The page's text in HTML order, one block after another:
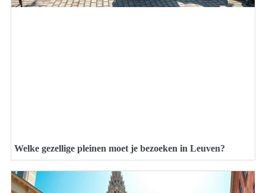
Welke gezellige pleinen moet je bezoeken in Leuven?